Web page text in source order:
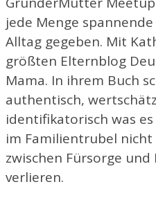
jede Menge
Alltag gegeben. Mit
größten Elternblog
Mama. In ihrem Buch
authentisch,
identifikatorisch was
im Familientrubel
zwischen Fürsorge und
verlieren.